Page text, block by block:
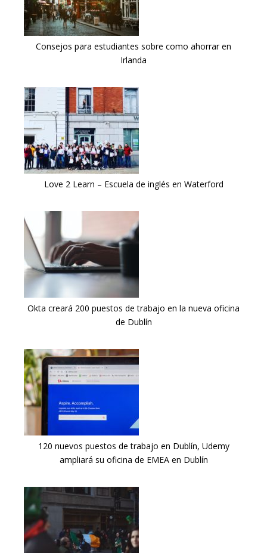
Consejos para estudiantes sobre como ahorrar en
Irlanda
Love 2 Learn – Escuela de inglés en Waterford
Okta creará 200 puestos de trabajo en la nueva oficina
de Dublín
120 nuevos puestos de trabajo en Dublín, Udemy
ampliará su oficina de EMEA en Dublín